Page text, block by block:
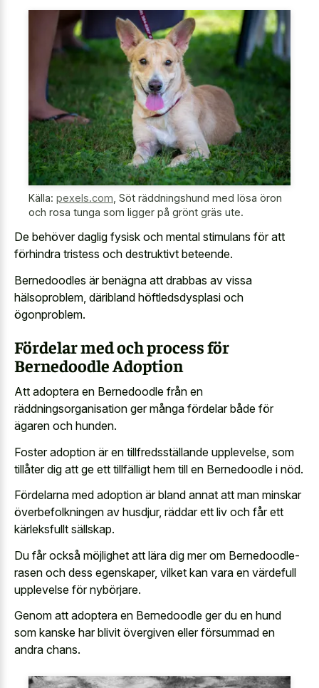
Källa: pexels.com Söt räddningshund med lösa öron
och rosa tunga som ligger på grönt gräs ute.
De behöver daglig fysisk och mental stimulans för att
förhindra tristess och destruktivt beteende.
Bernedoodles är benägna att drabbas av vissa
hälsoproblem, däribland höftledsdysplasi och
ögonproblem.
Fördelar med och process för
Bernedoodle Adoption
Att adoptera en Bernedoodle från en
räddningsorganisation ger många fördelar både för
ägaren och hunden.
Foster adoption är en tillfredsställande upplevelse, som
tillåter dig att ge ett tillfälligt hem till en Bernedoodle i nöd.
Fördelarna med adoption är bland annat att man minskar
överbefolkningen av husdjur, räddar ett liv och får ett
kärleksfullt sällskap.
Du får också möjlighet att lära dig mer om Bernedoodle-
rasen och dess egenskaper, vilket kan vara en värdefull
upplevelse för nybörjare.
Genom att adoptera en Bernedoodle ger du en hund
som kanske har blivit övergiven eller försummad en
andra chans.